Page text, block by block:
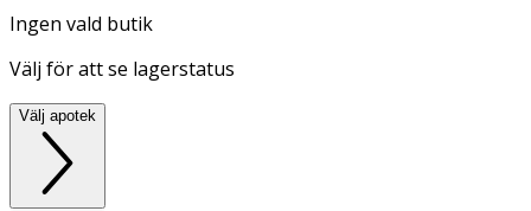
Ingen vald butik
Välj för att se lagerstatus
Välj apotek